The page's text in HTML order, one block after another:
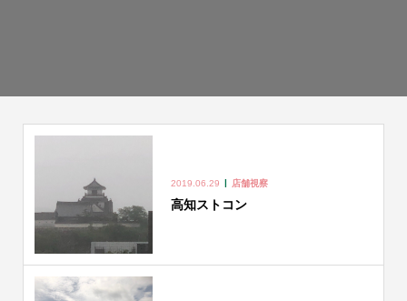
2019.06.29 店舗視察
高知ストコン